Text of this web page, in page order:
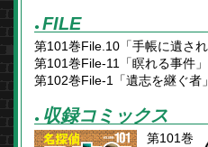
● FILE
第101巻File.10「手帳に遺され
第101巻File-11「瞑れる事件」
第102巻File-1「遺志を継ぐ者」
● 収録コミックス
第101巻